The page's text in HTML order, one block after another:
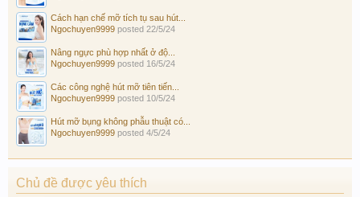
Cách hạn chế mỡ tích tụ sau hút...
Ngochuyen9999 posted 22/5/24
Nâng ngực phù hợp nhất ở độ...
Ngochuyen9999 posted 16/5/24
Các công nghệ hút mỡ tiên tiến...
Ngochuyen9999 posted 10/5/24
Hút mỡ bụng không phẫu thuật có...
Ngochuyen9999 posted 4/5/24
Chủ đề được yêu thích